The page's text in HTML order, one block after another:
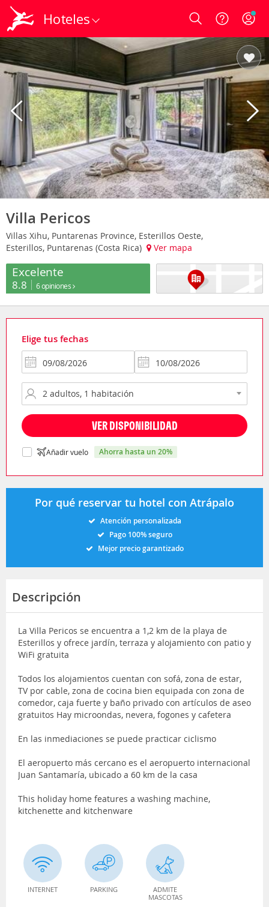
Hoteles Login
Villa Pericos
Villas Xihu, Puntarenas Province, Esterillos Oeste,
Esterillos, Puntarenas (Costa Rica)
Ver mapa
Excelente
8.8 6 opiniones
Elige tus fechas
VER DISPONIBILIDAD
Añadir vuelo ahorra hasta un 20%
Por qué reservar tu hotel con Atrápalo
Atención personalizada
Pago 100% seguro
Mejor precio garantizado
Descripción
La Villa Pericos se encuentra a 1,2 km de la playa de
Esterillos y ofrece jardín, terraza y alojamiento con patio y
WiFi gratuita
Todos los alojamientos cuentan con sofá, zona de estar,
TV por cable, zona de cocina bien equipada con zona de
comedor, caja fuerte y baño privado con artículos de aseo
gratuitos Hay microondas, nevera, fogones y cafetera
En las inmediaciones se puede practicar ciclismo
El aeropuerto más cercano es el aeropuerto internacional
Juan Santamaría, ubicado a 60 km de la casa
This holiday home features a washing machine,
kitchenette and kitchenware
INTERNET PARKING
ADMITE
MASCOTAS